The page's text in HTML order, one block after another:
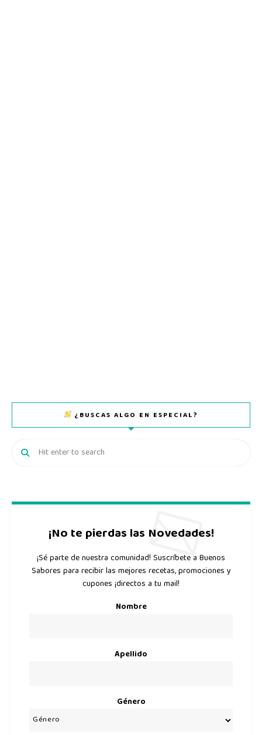
¿BUSCAS ALGO EN ESPECIAL?
¡No te pierdas las Novedades!
¡Sé parte de nuestra comunidad! Suscríbete a Buenos
Sabores para recibir las mejores recetas, promociones y
cupones ¡directos a tu mail!
Nombre
Apellido
Género